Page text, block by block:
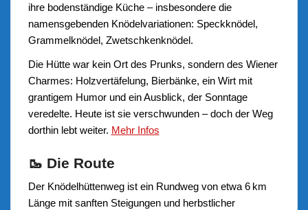
ihre bodenständige Küche – insbesondere die
namensgebenden Knödelvariationen: Speckknödel,
Grammelknödel, Zwetschkenknödel.
Die Hütte war kein Ort des Prunks, sondern des Wiener
Charmes: Holzvertäfelung, Bierbänke, ein Wirt mit
grantigem Humor und ein Ausblick, der Sonntage
veredelte. Heute ist sie verschwunden – doch der Weg
dorthin lebt weiter. Mehr Infos
🥾 Die Route
Der Knödelhüttenweg ist ein Rundweg von etwa 6 km
Länge mit sanften Steigungen und herbstlicher